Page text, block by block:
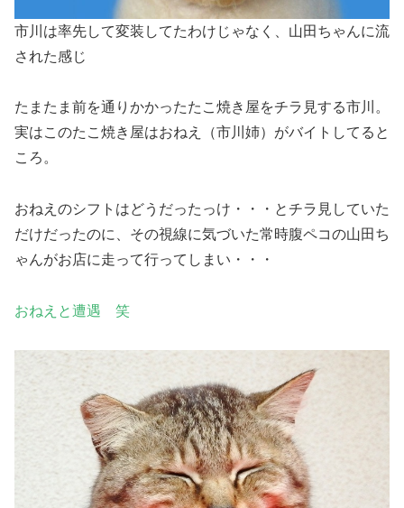
市川は率先して変装してたわけじゃなく、山田ちゃんに流
された感じ
たまたま前を通りかかったたこ焼き屋をチラ見する市川。
実はこのたこ焼き屋はおねえ（市川姉）がバイトしてると
ころ。
おねえのシフトはどうだったっけ・・・とチラ見していた
だけだったのに、その視線に気づいた常時腹ペコの山田ち
ゃんがお店に走って行ってしまい・・・
おねえと遭遇 笑